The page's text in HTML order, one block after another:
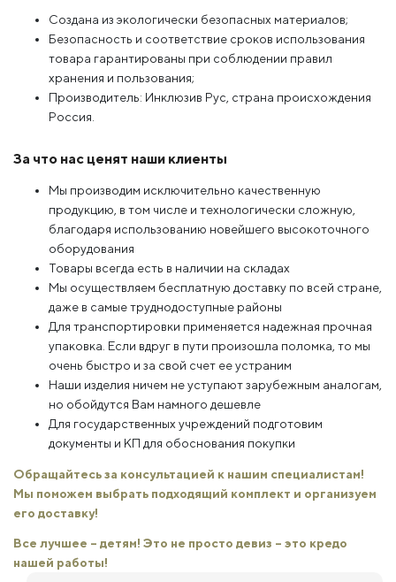
Создана из экологически безопасных материалов;
Безопасность и соответствие сроков использования
товара гарантированы при соблюдении правил
хранения и пользования;
Производитель: Инклюзив Рус, страна происхождения
Россия.
За что нас ценят наши клиенты
Мы производим исключительно качественную
продукцию, в том числе и технологически сложную,
благодаря использованию новейшего высокоточного
оборудования
Товары всегда есть в наличии на складах
Мы осуществляем бесплатную доставку по всей стране,
даже в самые труднодоступные районы
Для транспортировки применяется надежная прочная
упаковка. Если вдруг в пути произошла поломка, то мы
очень быстро и за свой счет ее устраним
Наши изделия ничем не уступают зарубежным аналогам,
но обойдутся Вам намного дешевле
Для государственных учреждений подготовим
документы и КП для обоснования покупки
Обращайтесь за консультацией к нашим специалистам!
Мы поможем выбрать подходящий комплект и организуем
его доставку!
Все лучшее – детям! Это не просто девиз – это кредо
нашей работы!